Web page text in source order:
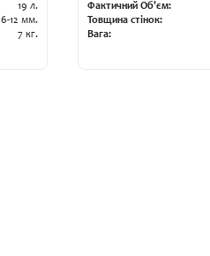
19 л.
6-12 мм.
7 кг.
Фактичний Об'єм:
Товщина стінок:
Вага: